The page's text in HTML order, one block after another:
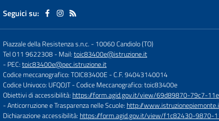
Seguici su:
Piazzale della Resistenza s.n.c. -10060 Candiolo (TO)
Tel 011 9622308- Mail:toic83400e@istruzione.it
- PEC:toic83400e@pec.istruzione.it
Codice meccanografico: TOIC83400E - C.F. 94043140014
Codice Univoco: UFQOJT- Codice Meccanografico: toic83400e
Obiettivi di accessibilità: https://form.agid.gov.it/view/69d89870-79c7-
- Anticorruzione e Trasparenza nelle Scuole: http://
Dichiarazione accessibilità: https://form.agid.gov.it/view/f1c82430-9870-